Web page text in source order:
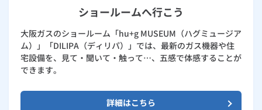
ショールームへ行こう
大阪ガスのショールーム「hu+g MUSEUM（ハグミュージア
ム）」「DILIPA（ディリパ）」では、最新のガス機器や住
宅設備を、見て・聞いて・触って…、五感で体感することが
できます。
詳細はこちら